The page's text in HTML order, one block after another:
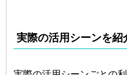
実際の活用シーンを紹